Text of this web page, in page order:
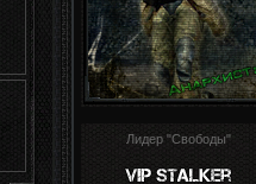
Лидер "Свободы"